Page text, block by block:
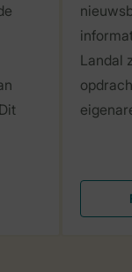
Landal